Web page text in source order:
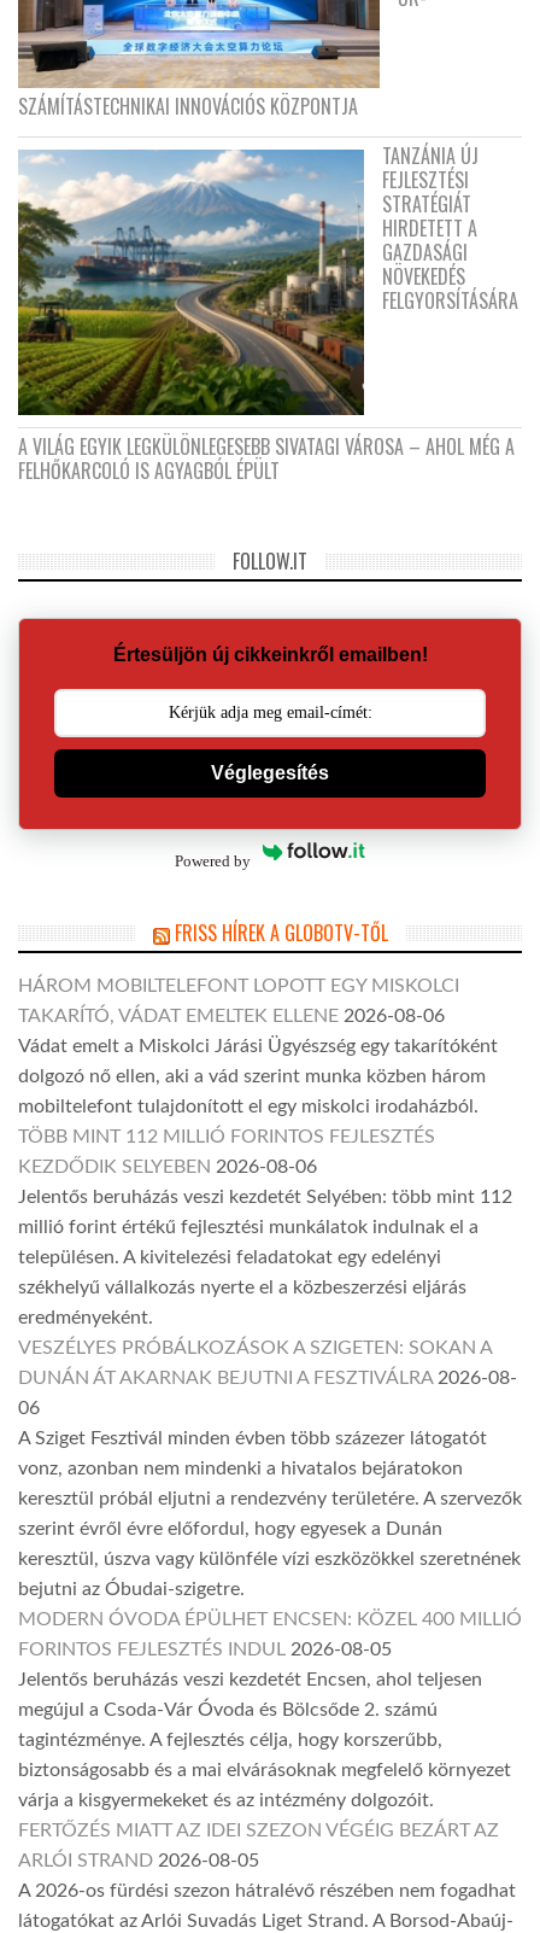
SZÁMÍTÁSTECHNIKAI INNOVÁCIÓS KÖZPONTJA
TANZÁNIA ÚJ
FEJLESZTÉSI
STRATÉGIÁT
HIRDETETT A
GAZDASÁGI
NÖVEKEDÉS
FELGYORSÍTÁSÁRA
A VILÁG EGYIK LEGKÜLÖNLEGESEBB SIVATAGI VÁROSA – AHOL MÉG A
FELHŐKARCOLÓ IS AGYAGBÓL ÉPÜLT
FOLLOW.IT
Értesüljön új cikkeinkről emailben!
Véglegesítés
Powered by
FRISS HÍREK A GLOBOTV-TŐL
HÁROM MOBILTELEFONT LOPOTT EGY MISKOLCI
TAKARÍTÓ, VÁDAT EMELTEK ELLENE 2026-08-06
Vádat emelt a Miskolci Járási Ügyészség egy takarítóként
dolgozó nő ellen, aki a vád szerint munka közben három
mobiltelefont tulajdonított el egy miskolci irodaházból.
TÖBB MINT 112 MILLIÓ FORINTOS FEJLESZTÉS
KEZDŐDIK SELYEBEN 2026-08-06
Jelentős beruházás veszi kezdetét Selyében: több mint 112
millió forint értékű fejlesztési munkálatok indulnak el a
településen. A kivitelezési feladatokat egy edelényi
székhelyű vállalkozás nyerte el a közbeszerzési eljárás
eredményeként.
VESZÉLYES PRÓBÁLKOZÁSOK A SZIGETEN: SOKAN A
DUNÁN ÁT AKARNAK BEJUTNI A FESZTIVÁLRA 2026-08-
06
A Sziget Fesztivál minden évben több százezer látogatót
vonz, azonban nem mindenki a hivatalos bejáratokon
keresztül próbál eljutni a rendezvény területére. A szervezők
szerint évről évre előfordul, hogy egyesek a Dunán
keresztül, úszva vagy különféle vízi eszközökkel szeretnének
bejutni az Óbudai-szigetre.
MODERN ÓVODA ÉPÜLHET ENCSEN: KÖZEL 400 MILLIÓ
FORINTOS FEJLESZTÉS INDUL 2026-08-05
Jelentős beruházás veszi kezdetét Encsen, ahol teljesen
megújul a Csoda-Vár Óvoda és Bölcsőde 2. számú
tagintézménye. A fejlesztés célja, hogy korszerűbb,
biztonságosabb és a mai elvárásoknak megfelelő környezet
várja a kisgyermekeket és az intézmény dolgozóit.
FERTŐZÉS MIATT AZ IDEI SZEZON VÉGÉIG BEZÁRT AZ
ARLÓI STRAND 2026-08-05
A 2026-os fürdési szezon hátralévő részében nem fogadhat
látogatókat az Arlói Suvadás Liget Strand. A Borsod-Abaúj-